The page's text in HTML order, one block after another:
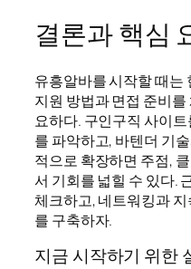
결론과 핵심
유흥알바를 시작할 때는
지원 방법과 면접 준비
요하다. 구인구직 사이
를 파악하고, 바텐더 기
적으로 확장하면 주점,
서 기회를 넓힐 수 있다.
체크하고, 네트워킹과
를 구축하자.
지금 시작하기 위한